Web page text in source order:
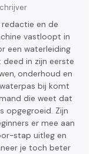
en de
vastloopt in
een waterleiding
in zijn eerste
onderhoud en
bij komt
die weet dat
opgegroeid. Zijn
er mee aan
stap uitleg en
je toch beter